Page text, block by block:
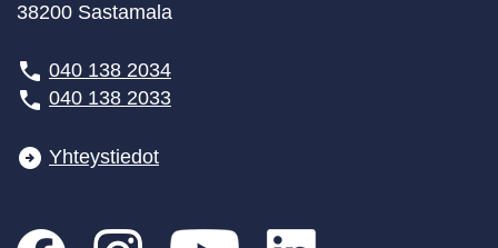
38200 Sastamala
040 138 2034
040 138 2033
Yhteystiedot